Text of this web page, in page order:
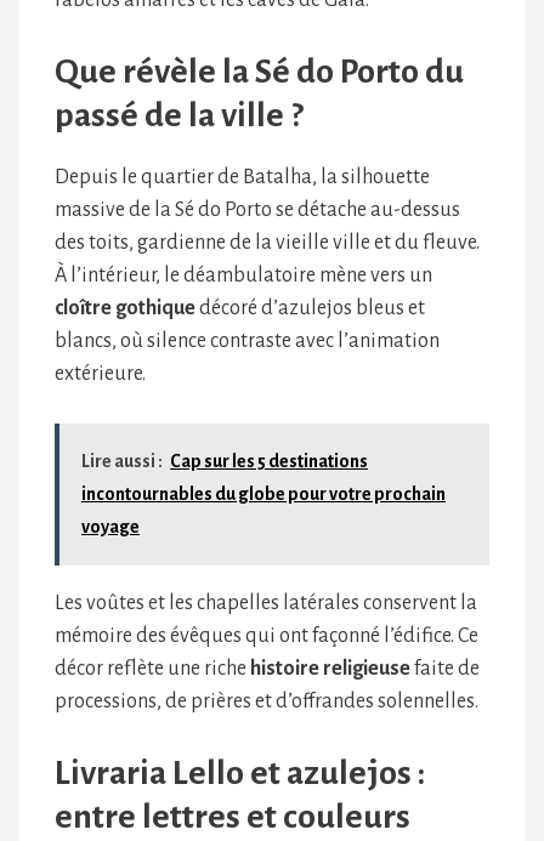
Que révèle la Sé do Porto du
passé de la ville ?
Depuis le quartier de Batalha, la silhouette
massive de la Sé do Porto se détache au-dessus
des toits, gardienne de la vieille ville et du fleuve.
À l’intérieur, le déambulatoire mène vers un
cloître gothiquedécoré d’azulejos bleus et
blancs, où silence contraste avec l’animation
extérieure.
Lire aussi : Cap sur les 5 destinations
incontournables du globe pour votre prochain
voyage
Les voûtes et les chapelles latérales conservent la
mémoire des évêques qui ont façonné l’édifice. Ce
décor reflète une riche histoire religieusefaite de
processions, de prières et d’offrandes solennelles.
Livraria Lello et azulejos :
entre lettres et couleurs